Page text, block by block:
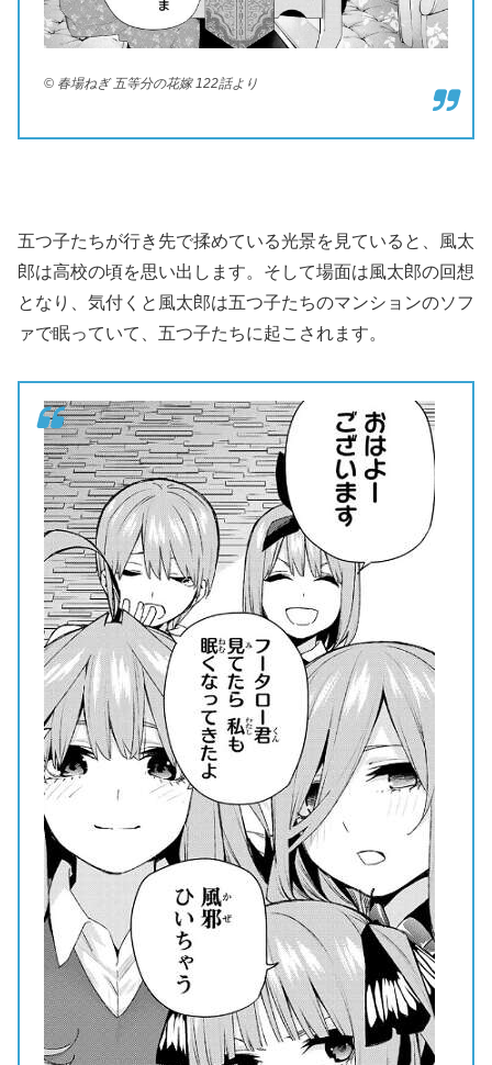
© 春場ねぎ 五等分の花嫁 122話より
五つ子たちが行き先で揉めている光景を見ていると、風太
郎は高校の頃を思い出します。そして場面は風太郎の回想
となり、気付くと風太郎は五つ子たちのマンションのソフ
ァで眠っていて、五つ子たちに起こされます。